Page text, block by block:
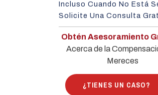
Incluso Cuando No Está
Solicite Una Consulta
Obtén Asesoramiento
Acerca de la
Mereces
¿TIENES UN CASO?